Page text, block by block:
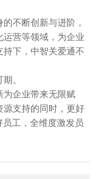
不断创新与进阶，
营等领域，为企业
下，中智关爱通不
。
为企业带来无限赋
源支持的同时，更好
工，全维度激发员